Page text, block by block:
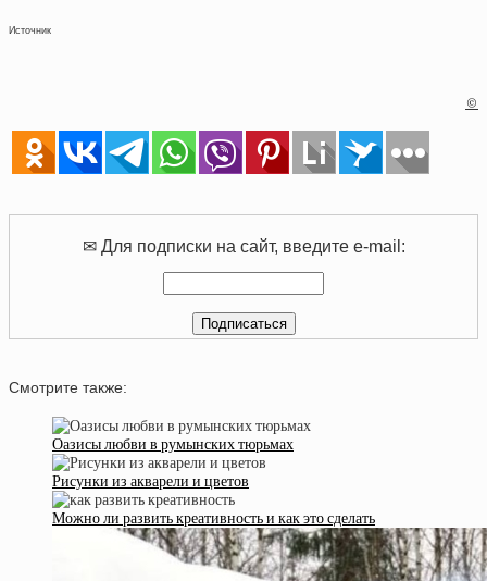
Источник
©
✉ Для подписки на сайт, введите e-mail:
Смотрите также:
Оазисы любви в румынских тюрьмах
Рисунки из акварели и цветов
Можно ли развить креативность и как это сделать